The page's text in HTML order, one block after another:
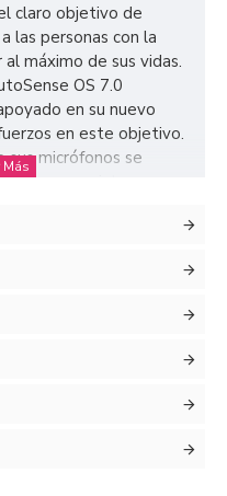
claro objetivo de
las personas con la
máximo de sus vidas.
OS 7.0
en su nuevo
en este objetivo.
sus micrófonos se
con sus sistemas
sistema operativo
adaptan a tí y a los